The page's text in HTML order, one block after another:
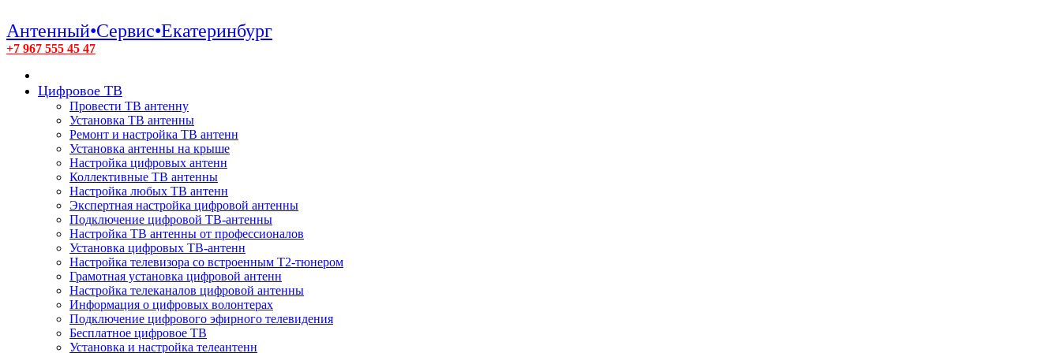
Антенный•Сервис•Екатеринбург
+7 967 555 45 47
Цифровое ТВ
Провести ТВ антенну
Установка ТВ антенны
Ремонт и настройка ТВ антенн
Установка антенны на крыше
Настройка цифровых антенн
Коллективные ТВ антенны
Настройка любых ТВ антенн
Экспертная настройка цифровой антенны
Подключение цифровой ТВ-антенны
Настройка ТВ антенны от профессионалов
Установка цифровых ТВ-антенн
Настройка телевизора со встроенным T2-тюнером
Грамотная установка цифровой антенн
Настройка телеканалов цифровой антенны
Информация о цифровых волонтерах
Подключение цифрового эфирного телевидения
Бесплатное цифровое ТВ
Установка и настройка телеантенн